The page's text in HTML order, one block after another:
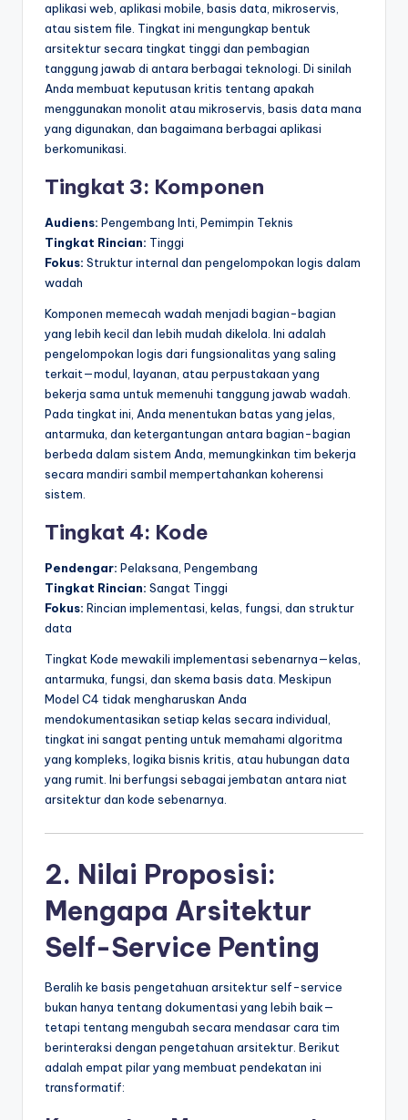
aplikasi web, aplikasi mobile, basis data, mikroservis,
atau sistem file. Tingkat ini mengungkap bentuk
arsitektur secara tingkat tinggi dan pembagian
tanggung jawab di antara berbagai teknologi. Di sinilah
Anda membuat keputusan kritis tentang apakah
menggunakan monolit atau mikroservis, basis data mana
yang digunakan, dan bagaimana berbagai aplikasi
berkomunikasi.
Tingkat 3: Komponen
Audiens: Pengembang Inti, Pemimpin Teknis
Tingkat Rincian: Tinggi
Fokus: Struktur internal dan pengelompokan logis dalam
wadah
Komponen memecah wadah menjadi bagian-bagian
yang lebih kecil dan lebih mudah dikelola. Ini adalah
pengelompokan logis dari fungsionalitas yang saling
terkait—modul, layanan, atau perpustakaan yang
bekerja sama untuk memenuhi tanggung jawab wadah.
Pada tingkat ini, Anda menentukan batas yang jelas,
antarmuka, dan ketergantungan antara bagian-bagian
berbeda dalam sistem Anda, memungkinkan tim bekerja
secara mandiri sambil mempertahankan koherensi
sistem.
Tingkat 4: Kode
Pendengar: Pelaksana, Pengembang
Tingkat Rincian: Sangat Tinggi
Fokus: Rincian implementasi, kelas, fungsi, dan struktur
data
Tingkat Kode mewakili implementasi sebenarnya—kelas,
antarmuka, fungsi, dan skema basis data. Meskipun
Model C4 tidak mengharuskan Anda
mendokumentasikan setiap kelas secara individual,
tingkat ini sangat penting untuk memahami algoritma
yang kompleks, logika bisnis kritis, atau hubungan data
yang rumit. Ini berfungsi sebagai jembatan antara niat
arsitektur dan kode sebenarnya.
2. Nilai Proposisi:
Mengapa Arsitektur
Self-Service Penting
Beralih ke basis pengetahuan arsitektur self-service
bukan hanya tentang dokumentasi yang lebih baik—
tetapi tentang mengubah secara mendasar cara tim
berinteraksi dengan pengetahuan arsitektur. Berikut
adalah empat pilar yang membuat pendekatan ini
transformatif: